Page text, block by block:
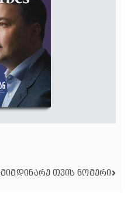
ᲛᲘᲛᲓᲘᲜᲐᲠᲔ ᲗᲕᲘᲡ ᲜᲝᲛᲔᲠᲘ